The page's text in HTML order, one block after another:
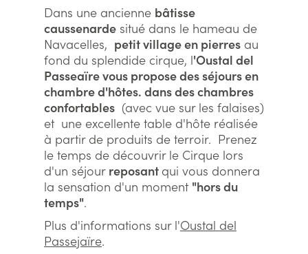
Dans une ancienne bâtisse
caussenarde situé dans le hameau de
Navacelles, petit village en pierres au
fond du splendide cirque, l'Oustal del
Passeaïre vous propose des séjours en
chambre d'hôtes. dans des chambres
confortables (avec vue sur les falaises)
et une excellente table d'hôte réalisée
à partir de produits de terroir. Prenez
le temps de découvrir le Cirque lors
d'un séjour reposant qui vous donnera
la sensation d'un moment "hors du
temps".
Plus d'informations sur l'Oustal del
Passejaïre.